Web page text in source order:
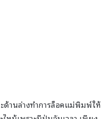
านล่างทำการล็อคแม่พิมพ์ให้